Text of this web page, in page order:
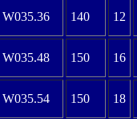
W035.36 140 12
W035.48 150 16
W035.54 150 18